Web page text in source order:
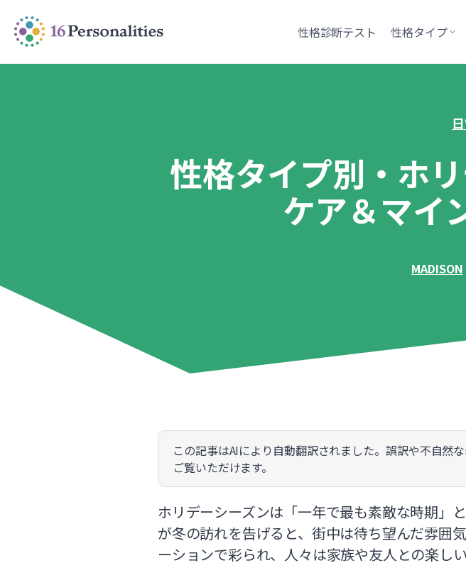
アクセシビリティオプションへスキップ
性格診断テスト 性格タイプ
性格タイプ別・ホ
ケア＆マイ
MADISON
この記事はAIにより自動翻訳されました。誤訳や不自然
ご覧いただけます。
ホリデーシーズンは「一年で最も素敵な時期」
が冬の訪れを告げると、街中は待ち望んだ雰囲
ーションで彩られ、人々は家族や友人との楽し